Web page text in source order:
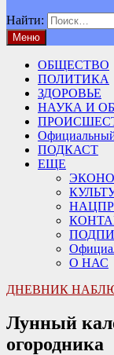
Найти:
Меню
ОБЩЕСТВО
ПОЛИТИКА
ЗДОРОВЬЕ
НАУКА И
ПОДКАСТ
ЕЩЕ
О НАС
ДНЕВНИК
Лунный
огородника